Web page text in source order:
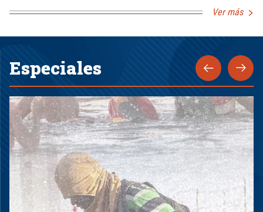
Ver más
Especiales